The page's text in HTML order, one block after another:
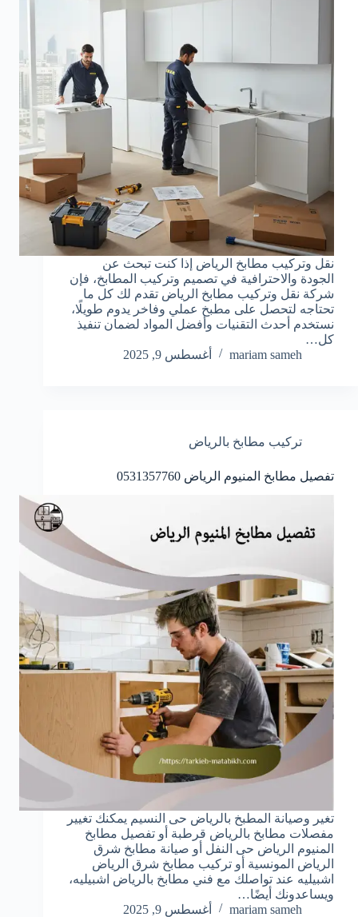
نقل وتركيب مطابخ الرياض إذا كنت تبحث عن
الجودة والاحترافية في تصميم وتركيب المطابخ، فإن
شركة نقل وتركيب مطابخ الرياض تقدم لك كل ما
تحتاجه لتحصل على مطبخ عملي وفاخر يدوم طويلًا،
نستخدم أحدث التقنيات وأفضل المواد لضمان تنفيذ
كل…
mariam sameh
أغسطس 9, 2025
تركيب مطابخ بالرياض
تفصيل مطابخ المنيوم الرياض 0531357760
تغير وصيانة المطبخ بالرياض حى النسيم يمكنك تغيير
مفصلات مطابخ بالرياض قرطبة أو تفصيل مطابخ
المنيوم الرياض حى النفل أو صيانة مطابخ شرق
الرياض المونسية أو تركيب مطابخ شرق الرياض
اشبيليه عند تواصلك مع فني مطابخ بالرياض اشبيليه،
ويساعدونك أيضًا…
mariam sameh
أغسطس 9, 2025